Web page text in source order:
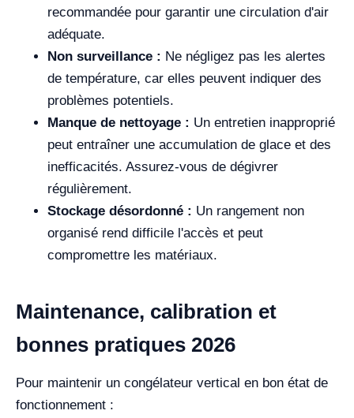
recommandée pour garantir une circulation d'air
adéquate.
Non surveillance : Ne négligez pas les alertes
de température, car elles peuvent indiquer des
problèmes potentiels.
Manque de nettoyage : Un entretien inapproprié
peut entraîner une accumulation de glace et des
inefficacités. Assurez-vous de dégivrer
régulièrement.
Stockage désordonné : Un rangement non
organisé rend difficile l'accès et peut
compromettre les matériaux.
Maintenance, calibration et
bonnes pratiques 2026
Pour maintenir un congélateur vertical en bon état de
fonctionnement :